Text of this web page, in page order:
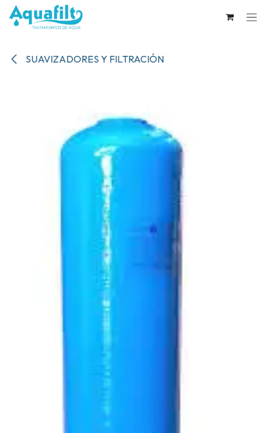
Ir al contenido
SUAVIZADORES Y FILTRACIÓN